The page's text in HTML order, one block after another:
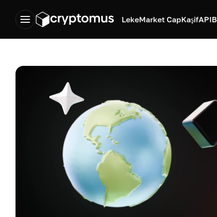
LekeMarket CapKaşifAPI